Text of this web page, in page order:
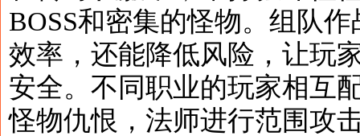
BOSS和密集的怪物。组队
效率，还能降低风险，让玩
安全。不同职业的玩家相互
怪物仇恨，法师进行范围攻